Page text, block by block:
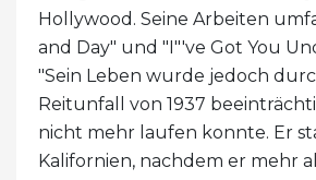
Hollywood. Seine Arbeiten
and Day" und "I"'ve Got You
"Sein Leben wurde jedoch
Reitunfall von 1937
nicht mehr laufen konnte. Er
Kalifornien, nachdem er mehr